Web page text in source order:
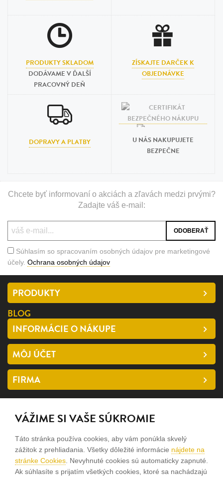
PRODUKTY SKLADOM
DODÁVAME V ĎALŠÍ
PRACOVNÝ DEŇ
ZÍSKAJTE DARČEK K
OBJEDNÁVKE
DOPRAVY A PLATBY
U NÁS NAKUPUJETE
BEZPEČNE
Chcete byť informovaní o akciách a zľavách medzi prvými?
Zadajte váš e-mail:
Súhlasím so spracovaním osobných údajov pre marketingové
účely. Ochrana osobných údajov
PRODUKTY
BLOG
INFORMÁCIE O NÁKUPE
MÔJ ÚČET
FIRMA
SLEDUJTE NÁS
facebook
instagram
VÁŽIME SI VAŠE SÚKROMIE
Táto stránka používa cookies, aby vám ponúkla skvelý
zážitok z prehliadania. Všetky dôležité informácie nájdete na
stránke Cookies . Nevyhnuté cookies sú automaticky zapnuté.
Ak súhlasíte s prijatím všetkých cookies, ktoré sa nachádzajú